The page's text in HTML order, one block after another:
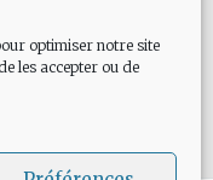
optimiser notre site
les accepter ou de